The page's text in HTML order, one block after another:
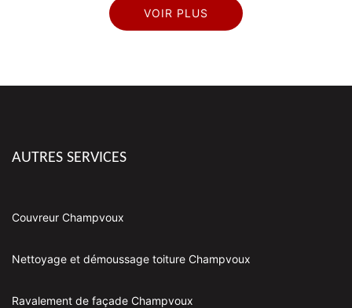
VOIR PLUS
AUTRES SERVICES
Couvreur Champvoux
Nettoyage et démoussage toiture Champvoux
Ravalement de façade Champvoux